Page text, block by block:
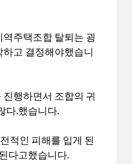
주택조합 탈퇴는 굉
고 결정해야했습니
행하면서 조합의 귀
다.했습니다.
적인 피해를 입게 된
다고했습니다.